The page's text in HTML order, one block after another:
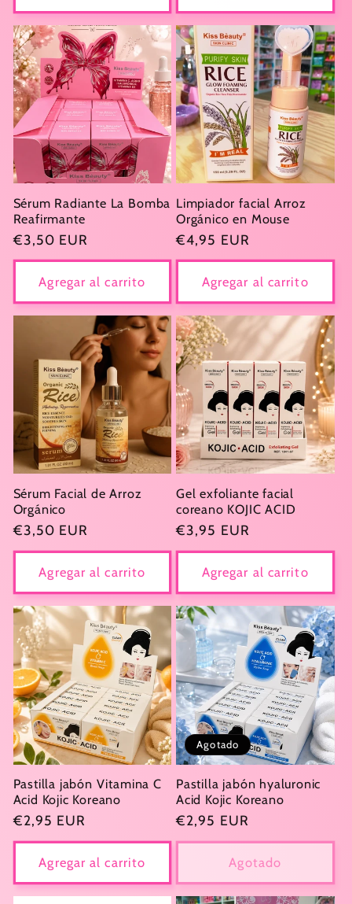
Sérum Radiante La Bomba
Reafirmante
Precio
habitual
€3,50 EUR
Agregar al carrito
Limpiador facial Arroz
Orgánico en Mouse
Precio
habitual
€4,95 EUR
Agregar al carrito
Sérum Facial de Arroz
Orgánico
Precio
habitual
€3,50 EUR
Agregar al carrito
Gel exfoliante facial
coreano KOJIC ACID
Precio
habitual
€3,95 EUR
Agregar al carrito
Pastilla jabón Vitamina C
Acid Kojic Koreano
Precio
habitual
€2,95 EUR
Agregar al carrito
Agotado
Pastilla jabón hyaluronic
Acid Kojic Koreano
Precio
habitual
€2,95 EUR
Agotado